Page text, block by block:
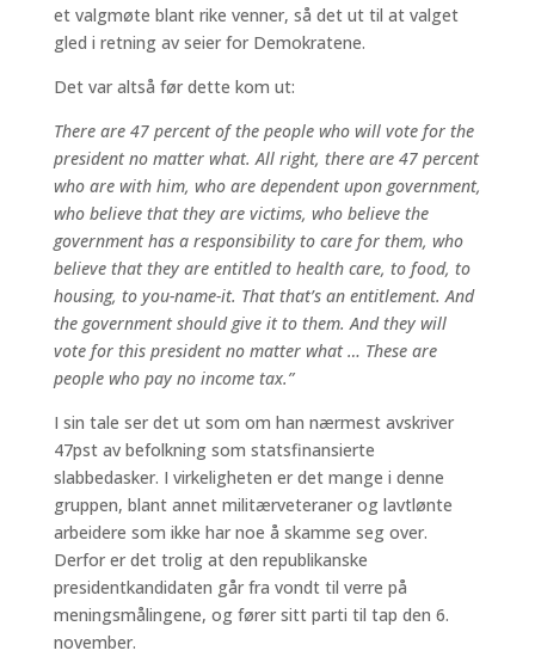
et valgmøte blant rike venner, så det ut til at valget
gled i retning av seier for Demokratene.
Det var altså før dette kom ut:
There are 47 percent of the people who will vote for the
president no matter what. All right, there are 47 percent
who are with him, who are dependent upon government,
who believe that they are victims, who believe the
government has a responsibility to care for them, who
believe that they are entitled to health care, to food, to
housing, to you-name-it. That that’s an entitlement. And
the government should give it to them. And they will
vote for this president no matter what … These are
people who pay no income tax.”
I sin tale ser det ut som om han nærmest avskriver
47pst av befolkning som statsfinansierte
slabbedasker. I virkeligheten er det mange i denne
gruppen, blant annet militærveteraner og lavtlønte
arbeidere som ikke har noe å skamme seg over.
Derfor er det trolig at den republikanske
presidentkandidaten går fra vondt til verre på
meningsmålingene, og fører sitt parti til tap den 6.
november.